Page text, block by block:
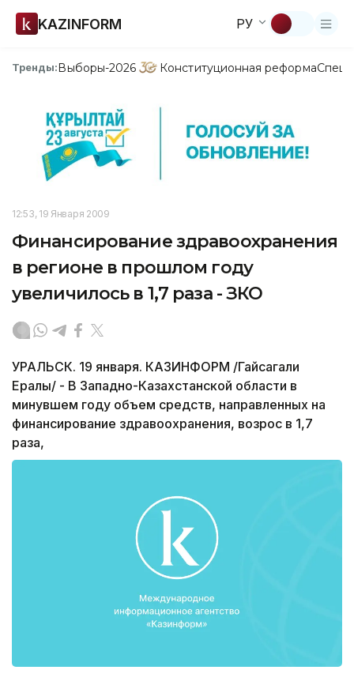
KAZINFORM РУ
Тренды:Выборы-2026 Конституционная реформа
12:53, 19 Января 2009
Финансирование здравоохранения
в регионе в прошлом году
увеличилось в 1,7 раза - ЗКО
УРАЛЬСК. 19 января. КАЗИНФОРМ /Гайсагали
Ералы/ - В Западно-Казахстанской области в
минувшем году объем средств, направленных на
финансирование здравоохранения, возрос в 1,7
раза,